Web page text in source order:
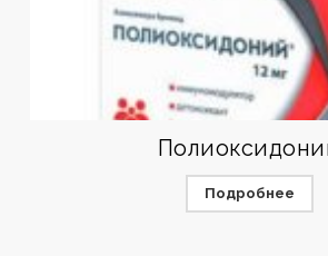
Подробнее